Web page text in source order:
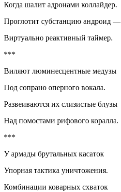
Когда шалит адронами коллайдер.
Проглотит субстанцию андроид —
Виртуально реактивный таймер.
***
Виляют люминесцентные медузы
Под сопрано оперного вокала.
Развеиваются их слизистые блузы
Над помостами рифового коралла.
***
У армады брутальных касаток
Упорная тактика уничтожения.
Комбинации коварных схваток